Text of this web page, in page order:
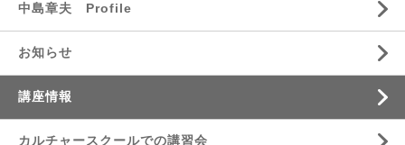
中島章夫 Profile
お知らせ
講座情報
カルチャースクールでの講習会